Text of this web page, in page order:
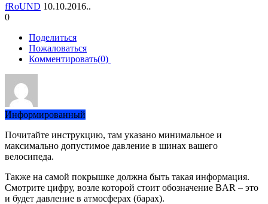
fRoUND 10.10.2016..
0
Поделиться
Пожаловаться
Комментировать(0)
Информированный
Почитайте инструкцию, там указано минимальное и
максимально допустимое давление в шинах вашего
велосипеда.
Также на самой покрышке должна быть такая информация.
Смотрите цифру, возле которой стоит обозначение BAR – это
и будет давление в атмосферах (барах).